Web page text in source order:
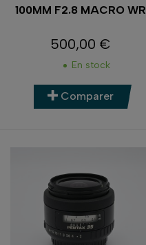
100MM F2.8 MACRO WR
Prix
500,00 €
En stock
Comparer